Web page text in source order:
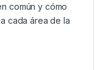
común y cómo
cada área de la